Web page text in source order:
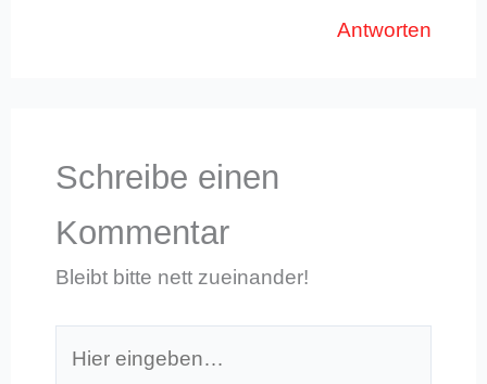
Antworten
Schreibe einen
Kommentar
Bleibt bitte nett zueinander!
eingeben…